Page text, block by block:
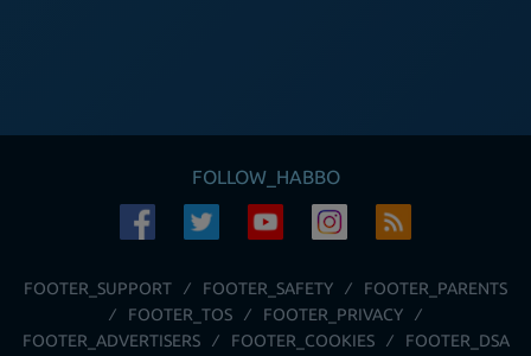
FOLLOW_HABBO
FOOTER_SUPPORT FOOTER_SAFETY
FOOTER_PARENTS
FOOTER_TOS
FOOTER_PRIVACY
FOOTER_ADVERTISERS
FOOTER_COOKIES
FOOTER_DSA